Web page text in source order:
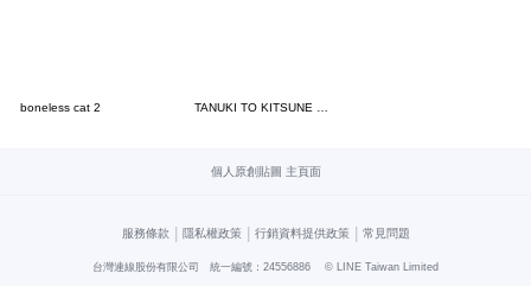
boneless cat 2
個人原創貼圖 主頁面
服務條款 | 隱私權政策 | 行銷資料提供政策 | 常見問題
台灣連線股份有限公司 統一編號：24556886 © LINE Taiwan Limited